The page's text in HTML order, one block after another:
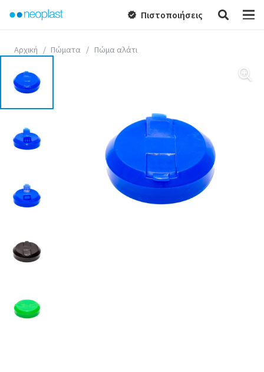
verified Πιστοποιήσεις
Αρχική / Πώματα / Πώμα αλάτι